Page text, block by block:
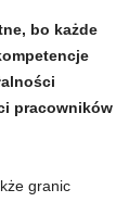
bo każde
pracowników
granic